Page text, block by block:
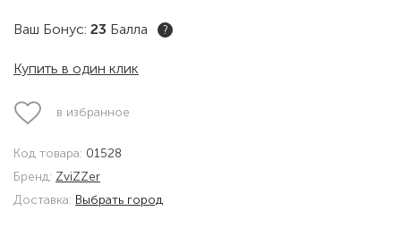
Ваш Бонус: 23 Балла ?
Купить в один клик
в избранное
Код товара: 01528
Бренд: ZviZZer
Доставка: Выбрать город